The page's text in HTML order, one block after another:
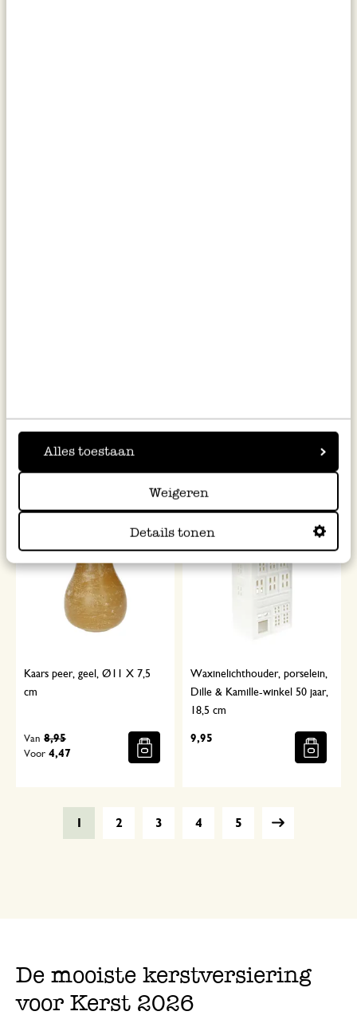
Alles toestaan
Weigeren
Details tonen
cm
Kaars peer, geel, Ø11 X 7,5
cm
Voor 4,47
Van 8,95
Waxinelichthouder, porselein,
Dille & Kamille-winkel 50 jaar,
18,5 cm
9,95
2 3 4 5
De mooiste kerstversiering
voor Kerst 2026